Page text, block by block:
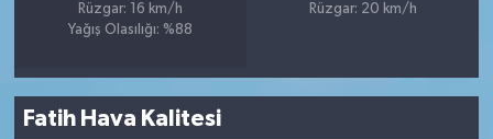
Rüzgar: 16 km/h
Yağış Olasılığı: %88
Rüzgar: 20 km/h
Fatih Hava Kalitesi